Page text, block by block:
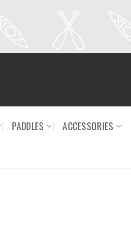
PADDLES ACCESSORIES